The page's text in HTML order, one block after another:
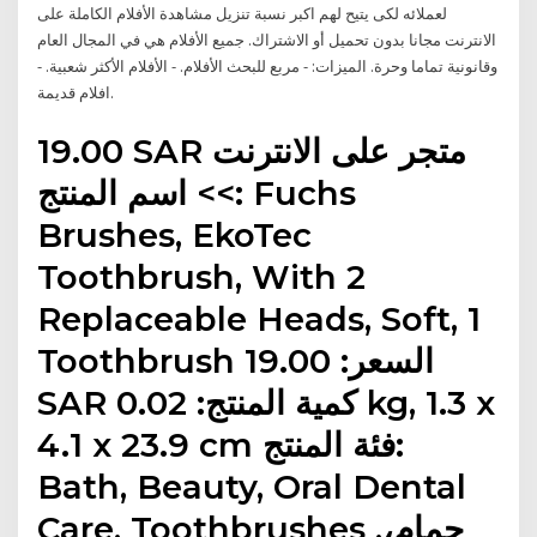
لعملائه لكى يتيح لهم اكبر نسبة تنزيل مشاهدة الأفلام الكاملة على
الانترنت مجانا بدون تحميل أو الاشتراك. جميع الأفلام هي في المجال العام
وقانونية تماما وحرة. الميزات: - مربع للبحث الأفلام. - الأفلام الأكثر شعبية. -
افلام قديمة.
19.00 SAR متجر على الانترنت
>> اسم المنتج: Fuchs
Brushes, EkoTec
Toothbrush, With 2
Replaceable Heads, Soft, 1
Toothbrush السعر: 19.00
SAR كمية المنتج: 0.02 kg, 1.3 x
4.1 x 23.9 cm فئة المنتج:
Bath, Beauty, Oral Dental
Care, Toothbrushes ,حمام،